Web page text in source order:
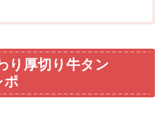
り厚切り牛タン
ポ